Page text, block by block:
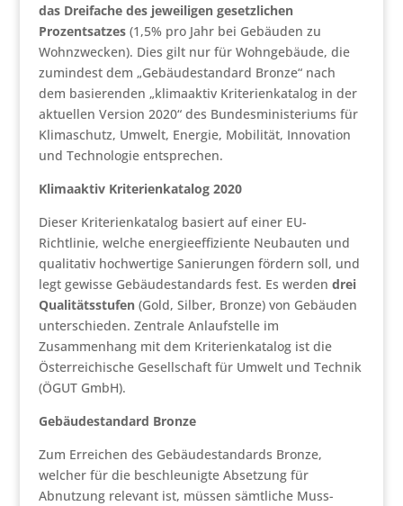
das Dreifache des jeweiligen gesetzlichen
Prozentsatzes(1,5% pro Jahr bei Gebäuden zu
Wohnzwecken). Dies gilt nur für Wohngebäude, die
zumindest dem „Gebäudestandard Bronze“ nach
dem basierenden „klimaaktiv Kriterienkatalog in der
aktuellen Version 2020“ des Bundesministeriums für
Klimaschutz, Umwelt, Energie, Mobilität, Innovation
und Technologie entsprechen.
Klimaaktiv Kriterienkatalog 2020
Dieser Kriterienkatalog basiert auf einer EU-
Richtlinie, welche energieeffiziente Neubauten und
qualitativ hochwertige Sanierungen fördern soll, und
legt gewisse Gebäudestandards fest. Es werden drei
Qualitätsstufen(Gold, Silber, Bronze) von Gebäuden
unterschieden. Zentrale Anlaufstelle im
Zusammenhang mit dem Kriterienkatalog ist die
Österreichische Gesellschaft für Umwelt und Technik
(ÖGUT GmbH).
Gebäudestandard Bronze
Zum Erreichen des Gebäudestandards Bronze,
welcher für die beschleunigte Absetzung für
Abnutzung relevant ist, müssen sämtliche Muss-